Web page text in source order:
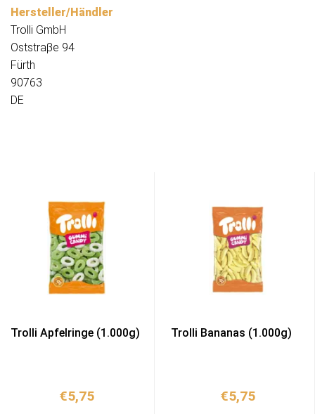
Hersteller/Händler
Trolli GmbH
Oststraβe 94
Fürth
90763
DE
Trolli Apfelringe (1.000g)
€5,75
Trolli Bananas (1.000g)
€5,75